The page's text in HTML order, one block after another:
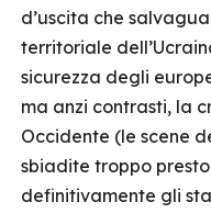
d’uscita che
territoriale
sicurezza degli
ma anzi contrasti, la
Occidente (le scene
sbiadite troppo
definitivamente gli